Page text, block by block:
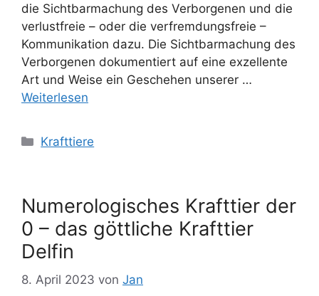
die Sichtbarmachung des Verborgenen und die
verlustfreie – oder die verfremdungsfreie –
Kommunikation dazu. Die Sichtbarmachung des
Verborgenen dokumentiert auf eine exzellente
Art und Weise ein Geschehen unserer …
Weiterlesen
Kategorien
Krafttiere
Numerologisches Krafttier der
0 – das göttliche Krafttier
Delfin
8. April 2023 von Jan